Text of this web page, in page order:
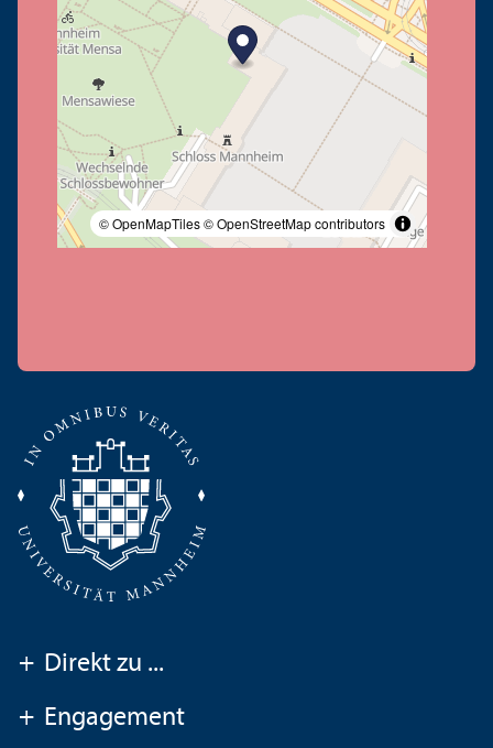
© OpenMapTiles© OpenStreetMap contributors
+ Direkt zu ...
+ Engagement